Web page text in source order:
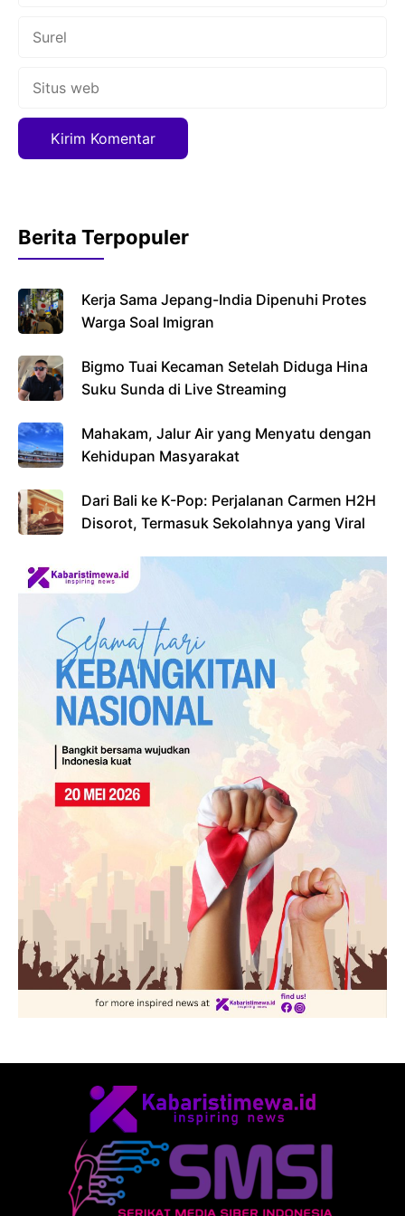
Berita Terpopuler
Kerja Sama Jepang-India Dipenuhi Protes
Warga Soal Imigran
Bigmo Tuai Kecaman Setelah Diduga Hina
Suku Sunda di Live Streaming
Mahakam, Jalur Air yang Menyatu dengan
Kehidupan Masyarakat
Dari Bali ke K-Pop: Perjalanan Carmen H2H
Disorot, Termasuk Sekolahnya yang Viral